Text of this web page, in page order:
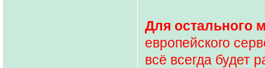
Для остального
европейского
всё всегда будет